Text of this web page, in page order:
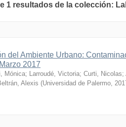
1 resultados de la colección:
del Ambiente Urbano:
2017
Mónica; Larroudé, Victoria; Curti, Nicolas;
Alexis (Universidad de Palermo,